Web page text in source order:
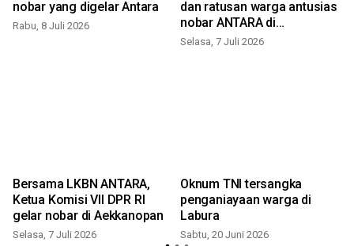
nobar yang digelar Antara
Rabu, 8 Juli 2026
dan ratusan warga antusias
nobar ANTARA di
Aekkanopan
Selasa, 7 Juli 2026
Bersama LKBN ANTARA,
Ketua Komisi VII DPR RI
gelar nobar di Aekkanopan
Selasa, 7 Juli 2026
Oknum TNI tersangka
penganiayaan warga di
Labura
Sabtu, 20 Juni 2026